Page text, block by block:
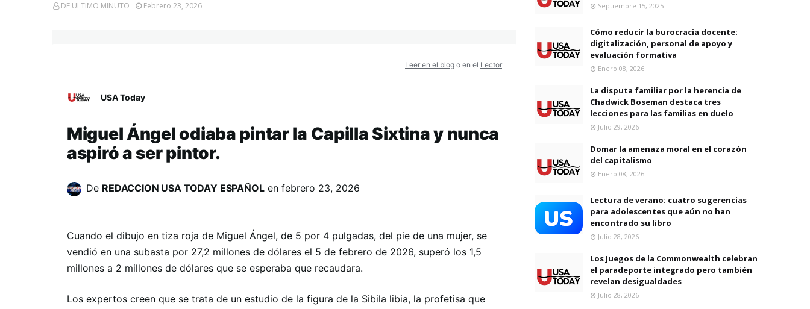
DE ULTIMO MINUTO Febrero 23, 2026
Leer en el blog o en el Lector
USA Today
Miguel Ángel odiaba pintar la Capilla Sixtina y nunca
aspiró a ser pintor.
De REDACCION USA TODAY ESPAÑOLen febrero 23, 2026
Cuando el dibujo en tiza roja de Miguel Ángel, de 5 por 4 pulgadas, del pie de una mujer, se
vendió en una subasta por 27,2 millones de dólares el 5 de febrero de 2026, superó los 1,5
millones a 2 millones de dólares que se esperaba que recaudara.
Los expertos creen que se trata de un estudio de la figura de la Sibila libia, la profetisa que
Septiembre 15, 2025
Cómo reducir la burocracia docente:
digitalización, personal de apoyo y
evaluación formativa
Enero 08, 2026
La disputa familiar por la herencia de
Chadwick Boseman destaca tres
lecciones para las familias en duelo
Julio 29, 2026
Domar la amenaza moral en el corazón
del capitalismo
Enero 08, 2026
Lectura de verano: cuatro sugerencias
para adolescentes que aún no han
encontrado su libro
Julio 28, 2026
Los Juegos de la Commonwealth celebran
el paradeporte integrado pero también
revelan desigualdades
Julio 28, 2026